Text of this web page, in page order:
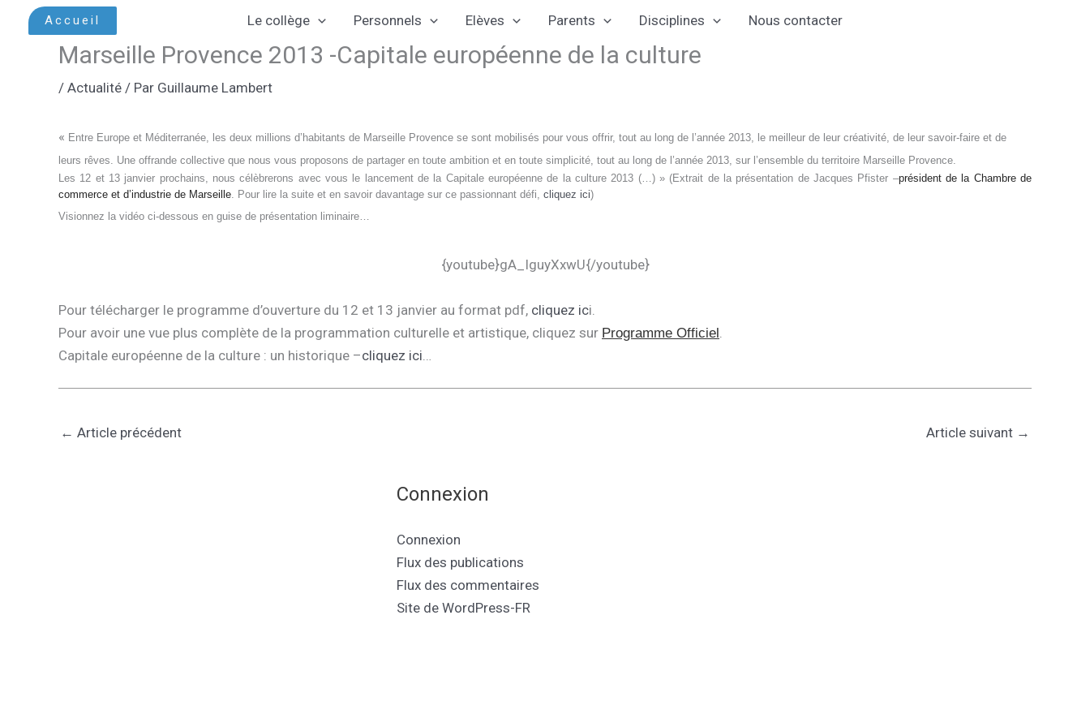
Accueil Le collège Personnels Elèves Parents Disciplines Nous contacter
Marseille Provence 2013 -Capitale européenne de la culture
/ Actualité / Par Guillaume Lambert
« Entre Europe et Méditerranée, les deux millions d’habitants de Marseille Provence se sont mobilisés pour vous offrir, tout au long de l’année 2013, le meilleur de leur créativité, de leur savoir-faire et de
leurs rêves. Une offrande collective que nous vous proposons de partager en toute ambition et en toute simplicité, tout au long de l’année 2013, sur l’ensemble du territoire Marseille Provence.
Les 12 et 13 janvier prochains, nous célèbrerons avec vous le lancement de la Capitale européenne de la culture 2013 (…) » (Extrait de la présentation de Jacques Pfister –président de la Chambre de
commerce et d’industrie de Marseille. Pour lire la suite et en savoir davantage sur ce passionnant défi, cliquez ici)
Visionnez la vidéo ci-dessous en guise de présentation liminaire…
{youtube}gA_IguyXxwU{/youtube}
Pour télécharger le programme d’ouverture du 12 et 13 janvier au format pdf, cliquez ici.
Pour avoir une vue plus complète de la programmation culturelle et artistique, cliquez sur Programme Officiel.
Capitale européenne de la culture : un historique –cliquez ici…
← Article précédent Article suivant →
Connexion
Connexion
Flux des publications
Flux des commentaires
Site de WordPress-FR